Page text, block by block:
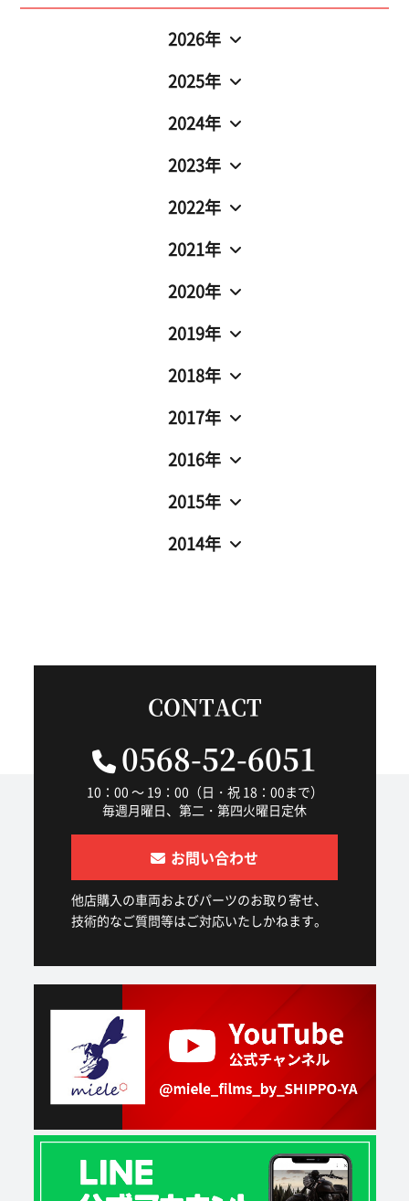
2026年
2025年
2024年
2023年
2022年
2021年
2020年
2019年
2018年
2017年
2016年
2015年
2014年
CONTACT
0568-52-6051
10：00 ～ 19：00（日・祝 18：00まで）
毎週月曜日、第二・第四火曜日定休
お問い合わせ
他店購入の車両およびパーツのお取り寄せ、
技術的なご質問等はご対応いたしかねます。